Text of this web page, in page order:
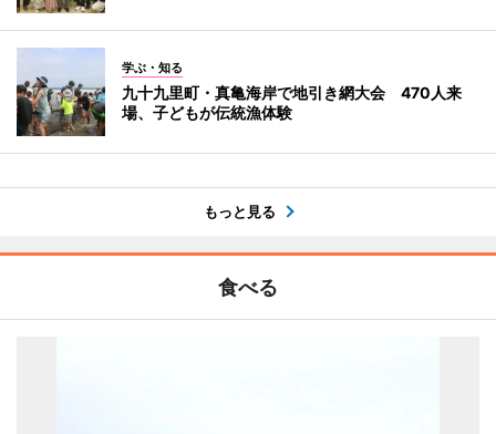
学ぶ・知る
九十九里町・真亀海岸で地引き網大会 470人来
場、子どもが伝統漁体験
もっと見る
食べる